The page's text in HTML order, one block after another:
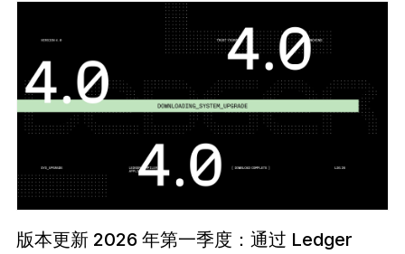
版本更新 2026 年第一季度：通过 Ledger